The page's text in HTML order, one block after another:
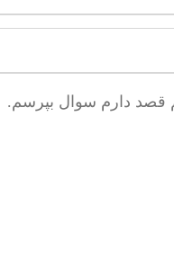
قصد دارم سوال بپرسم.